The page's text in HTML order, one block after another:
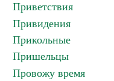
Приветствия
Привидения
Прикольные
Пришельцы
Провожу время